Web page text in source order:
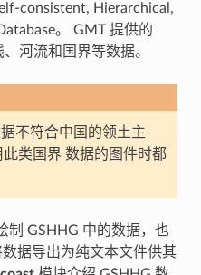
consistent, Hierarchical,
。 GMT 提供的
河流和国界等数据。
不符合中国的领土主
类国界 数据的图件时都
制 GSHHG 中的数据，也
数据导出为纯文本文件供其